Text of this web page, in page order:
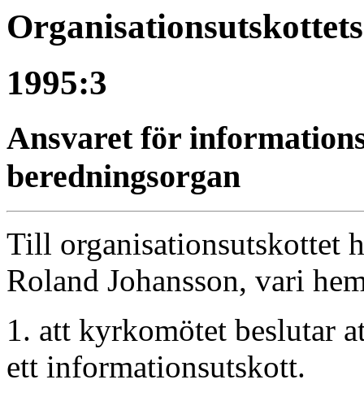
1995:3
Ansvaret för
beredningsorgan
Till organisationsutskottet
Roland Johansson, vari
1. att kyrkomötet beslutar
ett informationsutskott.